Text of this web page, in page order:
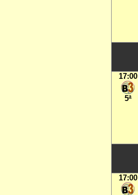
17:00
5ª
17:00